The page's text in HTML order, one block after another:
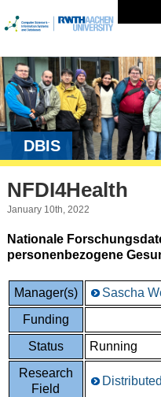
DBIS
NFDI4Health
January 10th, 2022
Nationale
personenbezogene
Manager(s)
Sascha
Funding
Status
Running
Research
Field